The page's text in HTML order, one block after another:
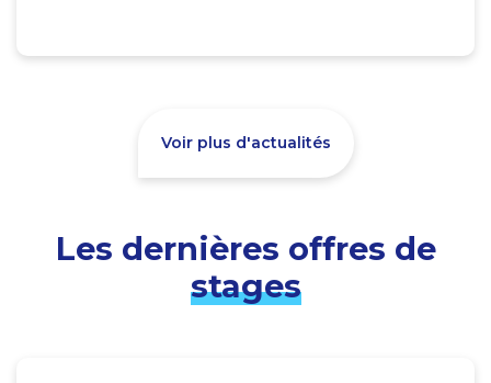
Voir plus d'actualités
Les dernières offres de
stages